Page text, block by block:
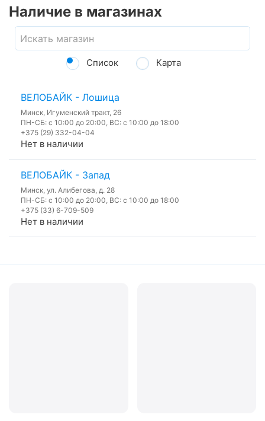
Наличие в магазинах
Список Карта
ВЕЛОБАЙК - Лошица
Минск, Игуменский тракт, 26
ПН-СБ: с 10:00 до 20:00, ВС: с 10:00 до 18:00
+375 (29) 332-04-04
Нет в наличии
ВЕЛОБАЙК - Запад
Минск, ул. Алибегова, д. 28
ПН-СБ: с 10:00 до 20:00, ВС: с 10:00 до 18:00
+375 (33) 6-709-509
Нет в наличии